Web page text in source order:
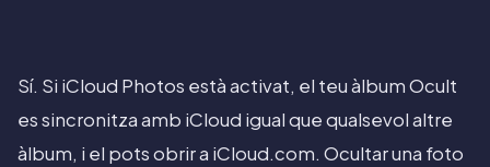
Sí. Si iCloud Photos està activat, el teu àlbum Ocult
es sincronitza amb iCloud igual que qualsevol altre
àlbum, i el pots obrir a iCloud.com. Ocultar una foto